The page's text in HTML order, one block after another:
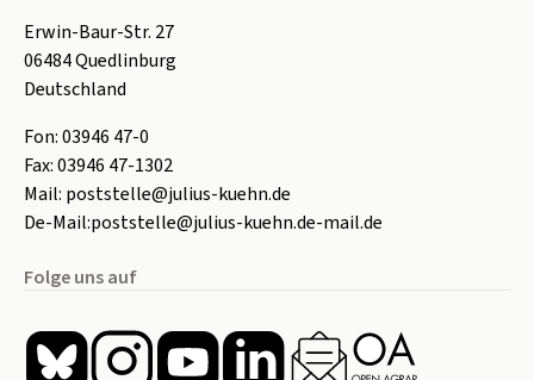
Erwin-Baur-Str. 27
06484Quedlinburg
Deutschland
Fon:03946 47-0
Fax:03946 47-1302
Mail: poststelle@julius-kuehn.de
De-Mail:poststelle@julius-kuehn.de-mail.de
Folge uns auf